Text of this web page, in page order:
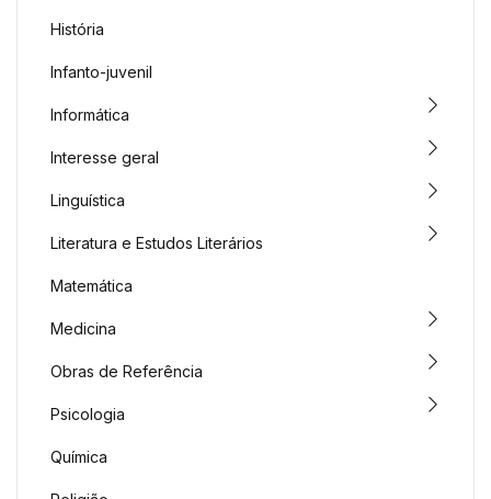
História
Infanto-juvenil
Informática
Interesse geral
Linguística
Literatura e Estudos Literários
Matemática
Medicina
Obras de Referência
Psicologia
Química